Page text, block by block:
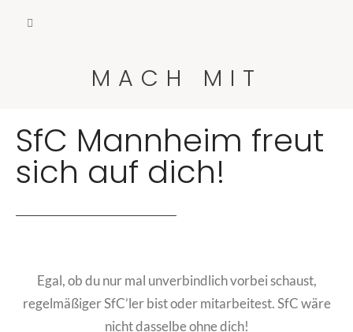
MACH MIT
SfC Mannheim freut
sich auf dich!
Egal, ob du nur mal unverbindlich vorbei schaust,
regelmäßiger SfC’ler bist oder mitarbeitest. SfC wäre
nicht dasselbe ohne dich!